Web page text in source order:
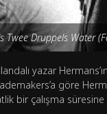
Twee Druppels Water
yazar
göre
bir çalışma